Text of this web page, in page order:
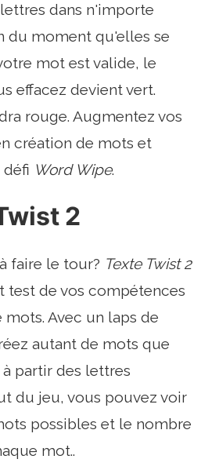
dans n'importe
du moment qu'elles se
mot est valide, le
effacez devient vert.
rouge. Augmentez vos
création de mots et
défi Word Wipe.
2
faire le tour? Texte Twist 2
test de vos compétences
Avec un laps de
autant de mots que
partir des lettres
du jeu, vous pouvez voir
possibles et le nombre
mot..